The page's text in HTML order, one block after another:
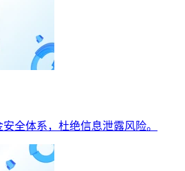
全体系，杜绝信息泄露风险。